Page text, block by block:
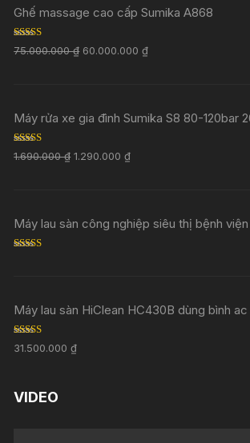
Ghế massage cao cấp Sumika A868
Rated5.00
out of 5
75.000.000₫ 60.000.000₫
Máy rửa xe gia đình Sumika S8 80-120bar
Rated 5.00
out of 5
1.690.000₫ 1.290.000₫
Máy lau sàn công nghiệp siêu thị bệnh
Máy lau sàn HiClean HC430B dùng bình
Rated5.00
out of 5
31.500.000₫
VIDEO